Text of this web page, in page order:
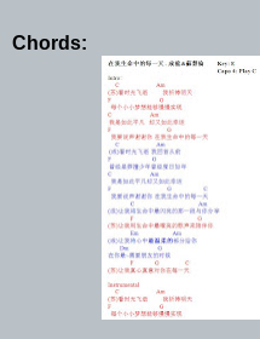
Chords: